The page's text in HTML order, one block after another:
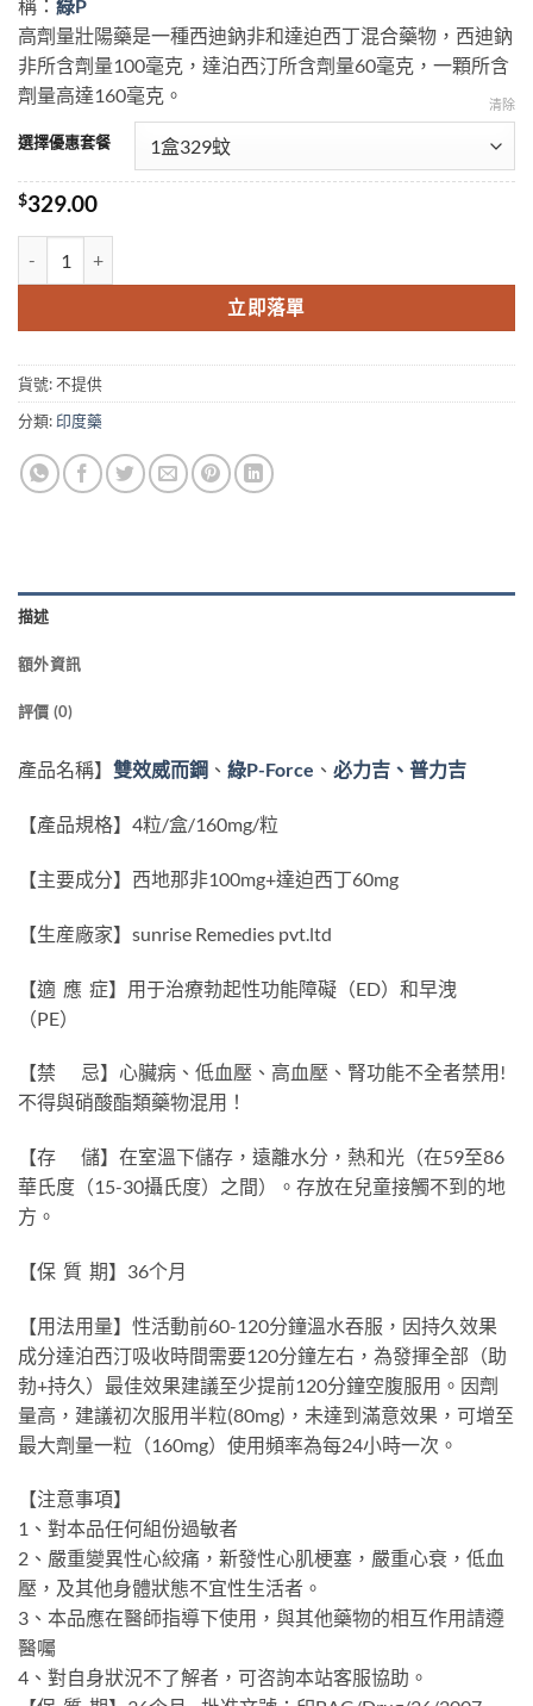
$2,199.00
稱： 綠P
高劑量壯陽藥是一種西迪鈉非和達迫西丁混合藥物，西迪鈉
非所含劑量100毫克，達泊西汀所含劑量60毫克，一顆所含
劑量高達160毫克。
選擇優惠套餐
清除
$329.00
立即落單
貨號:不提供
分類:印度藥
描述
額外資訊
評價 (0)
產品名稱】 雙效威而鋼 、 綠P-Force 、 必力吉、普力吉
【產品規格】4粒/盒/160mg/粒
【主要成分】西地那非100mg+達迫西丁60mg
【生産廠家】sunrise Remedies pvt.ltd
【適 應 症】用于治療勃起性功能障礙（ED）和早洩
（PE）
【禁 忌】心臟病、低血壓、高血壓、腎功能不全者禁用!
不得與硝酸酯類藥物混用！
【存 儲】在室溫下儲存，遠離水分，熱和光（在59至86
華氏度（15-30攝氏度）之間）。存放在兒童接觸不到的地
方。
【保 質 期】36个月
【用法用量】性活動前60-120分鐘溫水吞服，因持久效果
成分達泊西汀吸收時間需要120分鐘左右，為發揮全部（助
勃+持久）最佳效果建議至少提前120分鐘空腹服用。因劑
量高，建議初次服用半粒(80mg)，未達到滿意效果，可增至
最大劑量一粒（160mg）使用頻率為每24小時一次。
【注意事項】
1、對本品任何組份過敏者
2、嚴重變異性心絞痛，新發性心肌梗塞，嚴重心衰，低血
壓，及其他身體狀態不宜性生活者。
3、本品應在醫師指導下使用，與其他藥物的相互作用請遵
醫囑
4、對自身狀況不了解者，可咨詢本站客服協助。